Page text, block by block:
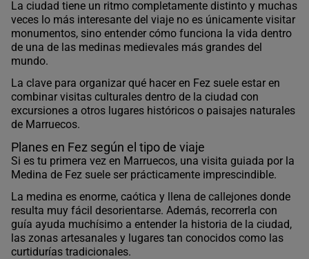
La ciudad tiene un ritmo completamente distinto y muchas
veces lo más interesante del viaje no es únicamente visitar
monumentos, sino entender cómo funciona la vida dentro
de una de las medinas medievales más grandes del
mundo.
La clave para organizar qué hacer en Fez suele estar en
combinar visitas culturales dentro de la ciudad con
excursiones a otros lugares históricos o paisajes naturales
de Marruecos.
Planes en Fez según el tipo de viaje
Si es tu primera vez en Marruecos, una visita guiada por la
Medina de Fez suele ser prácticamente imprescindible.
La medina es enorme, caótica y llena de callejones donde
resulta muy fácil desorientarse. Además, recorrerla con
guía ayuda muchísimo a entender la historia de la ciudad,
las zonas artesanales y lugares tan conocidos como las
curtidurías tradicionales.